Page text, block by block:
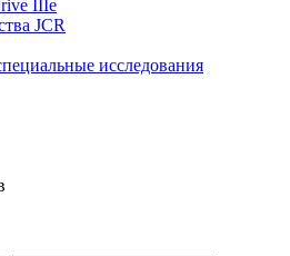
IIIe
JCR
исследования